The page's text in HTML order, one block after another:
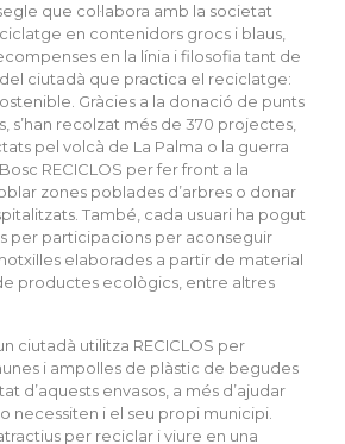
que col·labora amb la societat
en contenidors grocs i blaus,
en la línia i filosofia tant de
ciutadà que practica el reciclatge:
Gràcies a la donació de punts
s’han recolzat més de 370 projectes,
pel volcà de La Palma o la guerra
RECICLOS per fer front a la
zones poblades d’arbres o donar
També, cada usuari ha pogut
per participacions per aconseguir
elaborades a partir de material
productes ecològics, entre altres
ciutadà utilitza RECICLOS per
i ampolles de plàstic de begudes
d’aquests envasos, a més d’ajudar
necessiten i el seu propi municipi.
per reciclar i viure en una